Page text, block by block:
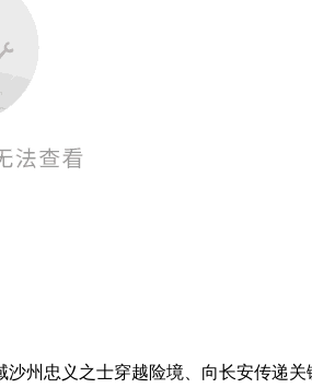
州忠义之士穿越险境、向长安传递关